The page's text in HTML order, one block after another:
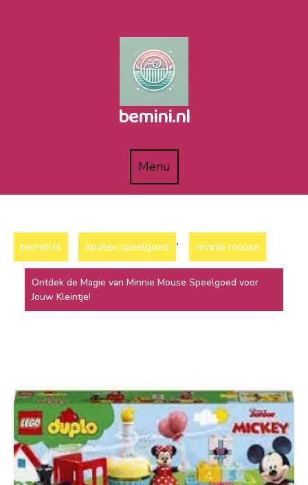
bemini.nl
MenuMenu
bemini.nl houten speelgoed , minnie mouse
Ontdek de Magie van Minnie Mouse Speelgoed voor
Jouw Kleintje!